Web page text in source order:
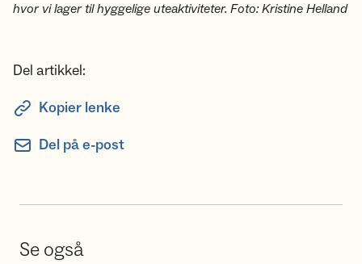
hvor vi lager til hyggelige uteaktiviteter. Foto: Kristine Helland
Del artikkel:
Kopier lenke
Del på e-post
Se også